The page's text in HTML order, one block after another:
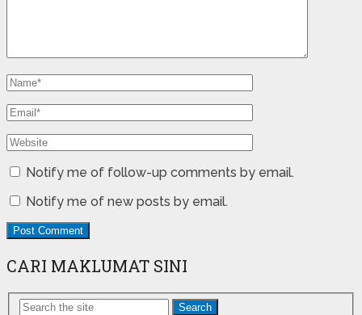
Notify me of follow-up comments by email.
Notify me of new posts by email.
CARI MAKLUMAT SINI
Search